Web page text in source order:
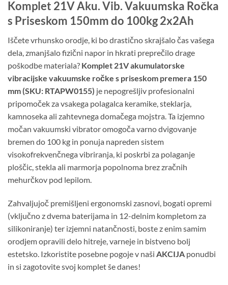
Komplet 21V Aku. Vib. Vakuumska Ročka
s Priseskom 150mm do 100kg 2x2Ah
Iščete vrhunsko orodje, ki bo drastično skrajšalo čas vašega
dela, zmanjšalo fizični napor in hkrati preprečilo drage
poškodbe materiala? Komplet 21V akumulatorske
vibracijske vakuumske ročke s priseskom premera 150
mm (SKU: RTAPW0155) je nepogrešljiv profesionalni
pripomoček za vsakega polagalca keramike, steklarja,
kamnoseka ali zahtevnega domačega mojstra. Ta izjemno
močan vakuumski vibrator omogoča varno dvigovanje
bremen do 100 kg in ponuja napreden sistem
visokofrekvenčnega vibriranja, ki poskrbi za polaganje
ploščic, stekla ali marmorja popolnoma brez zračnih
mehurčkov pod lepilom.
Zahvaljujoč premišljeni ergonomski zasnovi, bogati opremi
(vključno z dvema baterijama in 12-delnim kompletom za
silikoniranje) ter izjemni natančnosti, boste z enim samim
orodjem opravili delo hitreje, varneje in bistveno bolj
estetsko. Izkoristite posebne pogoje v naši AKCIJA ponudbi
in si zagotovite svoj komplet še danes!